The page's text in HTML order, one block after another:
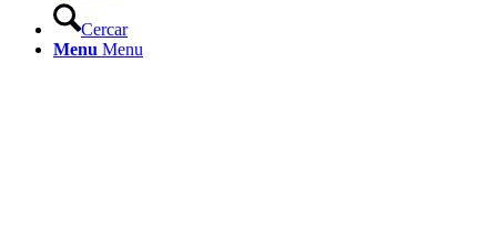
Cercar
Menu Menu